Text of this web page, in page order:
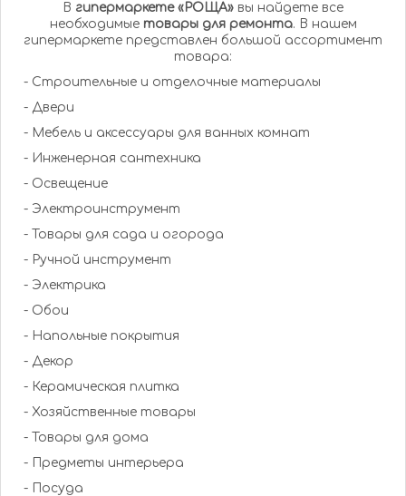
В гипермаркете «РОЩА» вы найдете все
необходимые товары для ремонта. В нашем
гипермаркете представлен большой ассортимент
товара:
- Строительные и отделочные материалы
- Двери
- Мебель и аксессуары для ванных комнат
- Инженерная сантехника
- Освещение
- Электроинструмент
- Товары для сада и огорода
- Ручной инструмент
- Электрика
- Обои
- Напольные покрытия
- Декор
- Керамическая плитка
- Хозяйственные товары
- Товары для дома
- Предметы интерьера
- Посуда